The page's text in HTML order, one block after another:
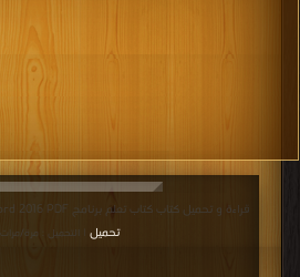
قراءة و تحميل كتاب كتاب تعلم برنامج Word 2016 PDF مجانا | مكتبة >
تحميل
| التحميل : مرة/مرات